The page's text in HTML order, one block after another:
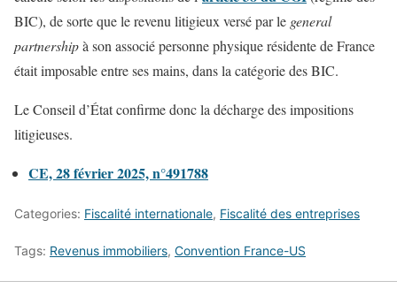
BIC), de sorte que le revenu litigieux versé par le general
partnershipà son associé personne physique résidente de France
était imposable entre ses mains, dans la catégorie des BIC.
Le Conseil d’État confirme donc la décharge des impositions
litigieuses.
CE, 28 février 2025, n°491788
Categories: Fiscalité internationale, Fiscalité des entreprises
Tags: Revenus immobiliers, Convention France-US